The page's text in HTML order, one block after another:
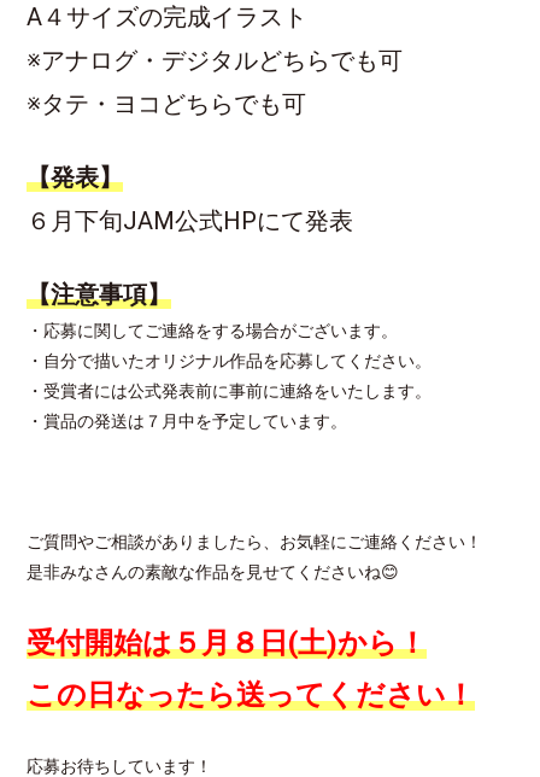
A４サイズの完成イラスト
※アナログ・デジタルどちらでも可
※タテ・ヨコどちらでも可
【発表】
６月下旬JAM公式HPにて発表
【注意事項】
・応募に関してご連絡をする場合がございます。
・自分で描いたオリジナル作品を応募してください。
・受賞者には公式発表前に事前に連絡をいたします。
・賞品の発送は７月中を予定しています。
ご質問やご相談がありましたら、お気軽にご連絡ください！
是非みなさんの素敵な作品を見せてくださいね😊
受付開始は５月８日(土)から！
この日なったら送ってください！
応募お待ちしています！